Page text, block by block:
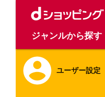
ユーザー設定
ジャンルから探す